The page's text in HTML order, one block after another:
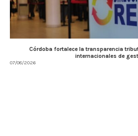
Córdoba fortalece la transparencia
internacionales de
07/08/2026